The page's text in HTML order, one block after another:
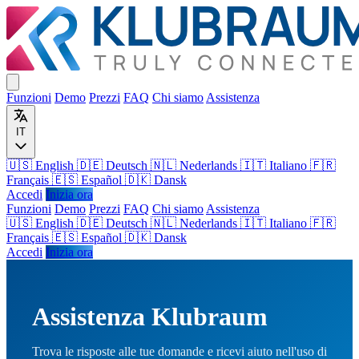
Funzioni Demo Prezzi FAQ Chi siamo Assistenza
IT
🇺🇸 English 🇩🇪 Deutsch 🇳🇱 Nederlands 🇮🇹 Italiano 🇫🇷
Français 🇪🇸 Español 🇩🇰 Dansk
Accedi Inizia ora
Funzioni Demo Prezzi FAQ Chi siamo Assistenza
🇺🇸 English 🇩🇪 Deutsch 🇳🇱 Nederlands 🇮🇹 Italiano 🇫🇷
Français 🇪🇸 Español 🇩🇰 Dansk
Accedi Inizia ora
Assistenza Klubraum
Trova le risposte alle tue domande e ricevi aiuto nell'uso di